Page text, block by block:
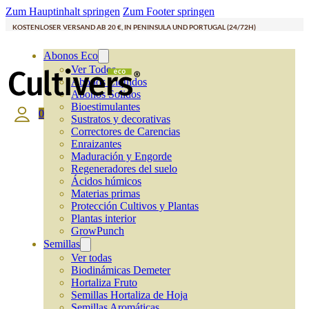
Zum Hauptinhalt springen Zum Footer springen
KOSTENLOSER VERSAND AB 20 €, IN PENINSULA UND PORTUGAL (24/72H)
Abonos Eco
Ver Todos
Abonos Líquidos
Abonos Solidos
Bioestimulantes
Sustratos y decorativas
Correctores de Carencias
Enraizantes
Maduración y Engorde
Regeneradores del suelo
Ácidos húmicos
Materias primas
Protección Cultivos y Plantas
Plantas interior
GrowPunch
Semillas
Ver todas
Biodinámicas Demeter
Hortaliza Fruto
Semillas Hortaliza de Hoja
0